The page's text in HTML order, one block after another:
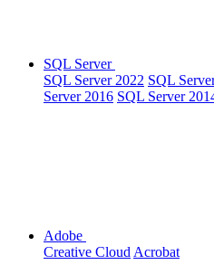
SQL Server
SQL Server 2022 SQL
Server 2016 SQL Server
Adobe
Creative Cloud Acrobat